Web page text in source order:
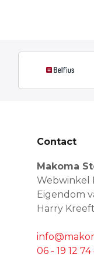
Contact
Makoma
Webwinkel
Eigendom
Harry Kreeft
06 - 19 12 74